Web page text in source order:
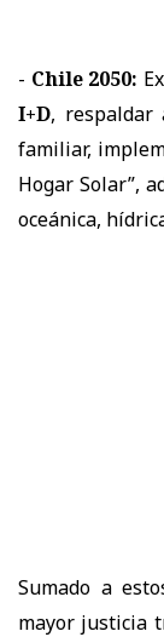
- Chile 2050:
I+D, respaldar
familiar,
Hogar Solar”,
oceánica,
Sumado a
mayor justicia